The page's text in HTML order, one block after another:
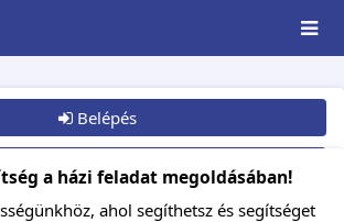
Belépés
Csatlakozom
a házi feladat megoldásában!
ahol segíthetsz és segítséget